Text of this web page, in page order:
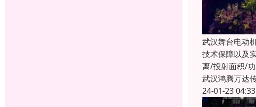
武汉舞台电动
技术保障以及
离/投射面积/
武汉鸿腾万达
24-01-23